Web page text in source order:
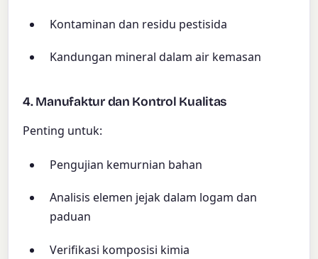
Kontaminan dan residu pestisida
Kandungan mineral dalam air kemasan
4. Manufaktur dan Kontrol Kualitas
Penting untuk:
Pengujian kemurnian bahan
Analisis elemen jejak dalam logam dan
paduan
Verifikasi komposisi kimia